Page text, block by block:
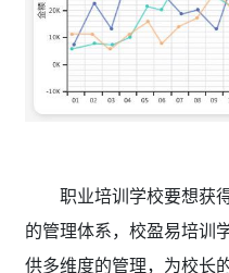
职业培训学校要想获
的管理体系，校盈易培训
供多维度的管理，为校长